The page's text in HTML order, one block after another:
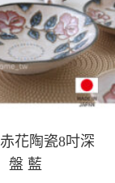
花陶瓷8吋深
盤 藍